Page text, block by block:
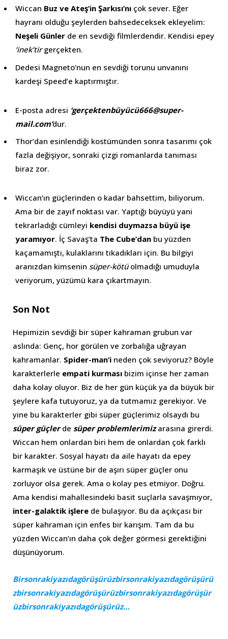
Wiccan Buz ve Ateş’in Şarkısı’nı çok sever. Eğer
hayranı olduğu şeylerden bahsedeceksek ekleyelim:
Neşeli Günler de en sevdiği filmlerdendir. Kendisi epey
‘inek’tirgerçekten.
Dedesi Magneto’nun en sevdiği torunu unvanını
kardeşi Speed’e kaptırmıştır.
E-posta adresi ‘gerçektenbüyücü666@super-
mail.com’dur.
Thor’dan esinlendiği kostümünden sonra tasarımı çok
fazla değişiyor, sonraki çizgi romanlarda tanıması
biraz zor.
Wiccan’ın güçlerinden o kadar bahsettim, biliyorum.
Ama bir de zayıf noktası var. Yaptığı büyüyü yani
tekrarladığı cümleyi kendisi duymazsa büyü işe
yaramıyor. İç Savaş’ta The Cube’dan bu yüzden
kaçamamıştı, kulaklarını tıkadıkları için. Bu bilgiyi
aranızdan kimsenin süper-kötüolmadığı umuduyla
veriyorum, yüzümü kara çıkartmayın.
Son Not
Hepimizin sevdiği bir süper kahraman grubun var
aslında: Genç, hor görülen ve zorbalığa uğrayan
kahramanlar. Spider-man’i neden çok seviyoruz? Böyle
karakterlerle empati kurması bizim içinse her zaman
daha kolay oluyor. Biz de her gün küçük ya da büyük bir
şeylere kafa tutuyoruz, ya da tutmamız gerekiyor. Ve
yine bu karakterler gibi süper güçlerimiz olsaydı bu
süper güçlerde süper problemlerimizarasına girerdi.
Wiccan hem onlardan biri hem de onlardan çok farklı
bir karakter. Sosyal hayatı da aile hayatı da epey
karmaşık ve üstüne bir de aşırı süper güçler onu
zorluyor olsa gerek. Ama o kolay pes etmiyor. Doğru.
Ama kendisi mahallesindeki basit suçlarla savaşmıyor,
inter-galaktik işlere de bulaşıyor. Bu da açıkçası bir
süper kahraman için enfes bir karışım. Tam da bu
yüzden Wiccan’ın daha çok değer görmesi gerektiğini
düşünüyorum.
Birsonrakiyazıdagörüşürüzbirsonrakiyazıdagörüşürü
zbirsonrakiyazıdagörüşürüzbirsonrakiyazıdagörüşür
üzbirsonrakiyazıdagörüşürüz…